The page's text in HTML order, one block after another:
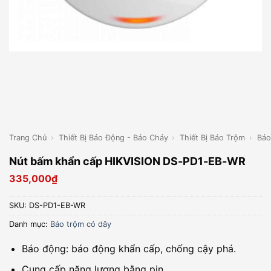
Trang Chủ › Thiết Bị Báo Động - Báo Cháy › Thiết Bị Báo Trộm ›
Nút bấm khẩn cấp HIKVISION DS-PD1-EB-WR
335,000₫
SKU: DS-PD1-EB-WR
Danh mục: Báo trộm có dây
Báo động: báo động khẩn cấp, chống cậy phá.